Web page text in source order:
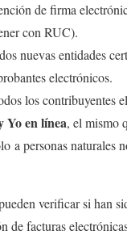
de firma
con RUC).
nuevas entidades
electrónicos.
los contribuyentes
Yo en línea, el mismo
a personas naturales
verificar si han
de facturas